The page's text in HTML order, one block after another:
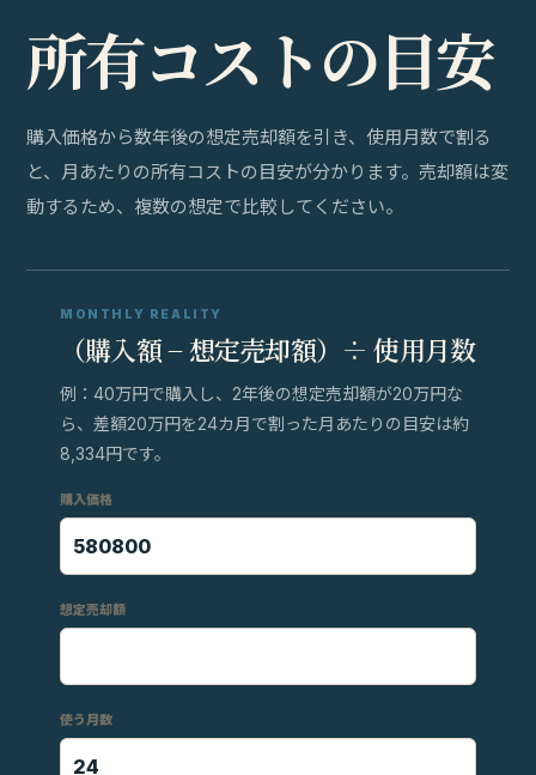
所有コス トの目安
購入価格から数年後の想定売却額を引き、使用月数で割る
と、月あたりの所有コストの目安が分かります。売却額は変
動するため、複数の想定で比較してください。
MONTHLY REALITY
（購入額 − 想定売却額）÷ 使用月数
例：40万円で購入し、2年後の想定売却額が20万円な
ら、差額20万円を24カ月で割った月あたりの目安は約
8,334円です。
購入価格
想定売却額
使う月数